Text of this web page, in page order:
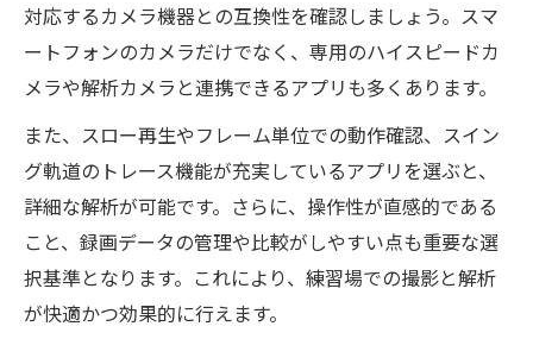
対応するカメラ機器との互換性を確認しましょう。スマ
ートフォンのカメラだけでなく、専用のハイスピードカ
メラや解析カメラと連携できるアプリも多くあります。
また、スロー再生やフレーム単位での動作確認、スイン
グ軌道のトレース機能が充実しているアプリを選ぶと、
詳細な解析が可能です。さらに、操作性が直感的である
こと、録画データの管理や比較がしやすい点も重要な選
択基準となります。これにより、練習場での撮影と解析
が快適かつ効果的に行えます。